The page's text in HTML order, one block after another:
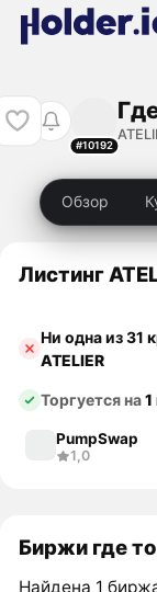
#10192
Обзор
Листинг
Ни одна из 31
ATELIER
Торгуется на
PumpSwap
1,0
Биржи где
Найдена 1